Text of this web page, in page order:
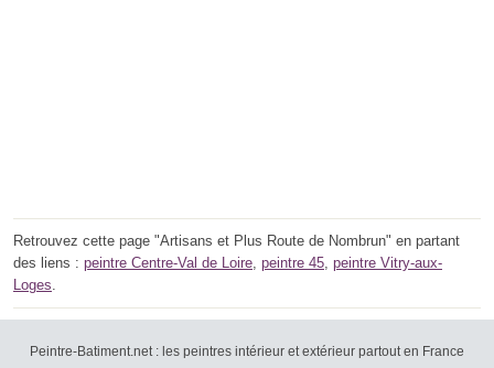
Retrouvez cette page "Artisans et Plus Route de Nombrun" en partant
des liens : peintre Centre-Val de Loire, peintre 45, peintre Vitry-aux-
Loges.
Peintre-Batiment.net : les peintres intérieur et extérieur partout en France